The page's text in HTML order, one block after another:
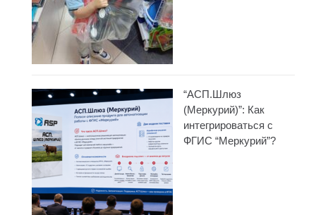
“АСП.Шлюз
(Меркурий)”: Как
интегрироваться с
ФГИС “Меркурий”?